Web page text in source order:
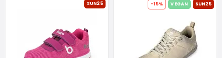
SUN25 -15% VEGAN SUN25